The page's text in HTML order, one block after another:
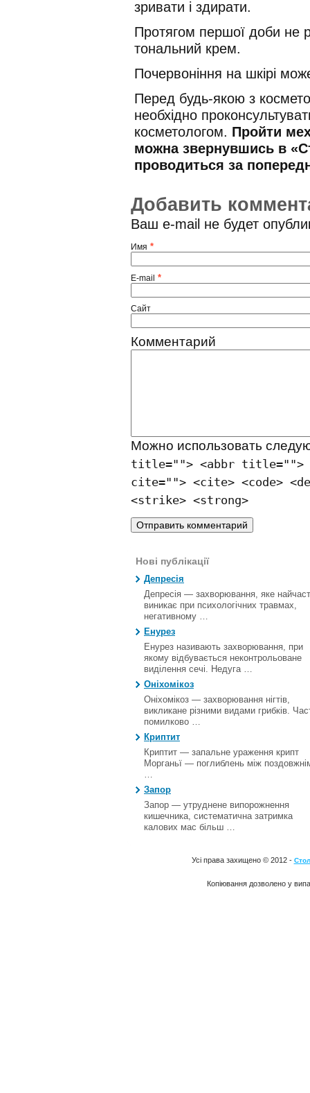
зривати і здирати.
Протягом першої доби не
тональний крем.
Почервоніння на шкірі
Перед будь-якою з
необхідно
косметологом. Пройти
можна звернувшись в
проводиться за
Добавить
Ваш e-mail не будет
Имя *
E-mail *
Сайт
Комментарий
Можно использовать
title=""> <abbr title="">
cite=""> <cite> <code>
<strike> <strong>
Нові публікації
Депресія
Депресія — захворювання, яке
виникає при психологічних травмах,
негативному …
Енурез
Енурез називають захворювання, при
якому відбувається неконтрольоване
виділення сечі. Недуга …
Оніхомікоз
Оніхомікоз — захворювання нігтів,
викликане різними видами грибків.
помилково …
Криптит
Криптит — запальне ураження крипт
Морганьї — поглиблень між
…
Запор
Запор — утруднене випорожнення
кишечника, систематична затримка
калових мас більш …
Усі права захищено © 2012 -
Копіювання дозволено у